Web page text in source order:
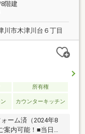
階建
川市木津川台６丁目
所有権
カウンターキッチン
ーム済（2024年8
案内可能！■当日の